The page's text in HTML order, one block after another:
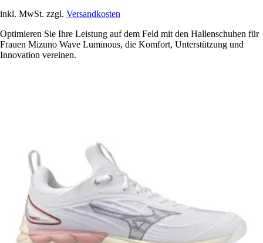
inkl. MwSt. zzgl. Versandkosten
Optimieren Sie Ihre Leistung auf dem Feld mit den Hallenschuhen für
Frauen Mizuno Wave Luminous, die Komfort, Unterstützung und
Innovation vereinen.